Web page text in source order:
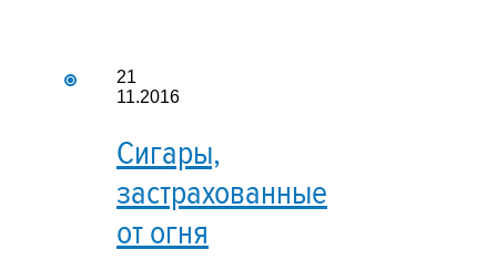
21
11.2016
Сигары,
застрахованные
от огня